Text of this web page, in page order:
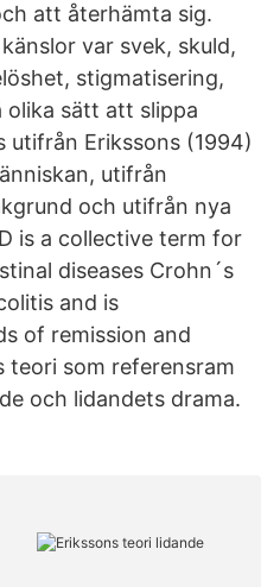
att återhämta sig.
var svek, skuld,
stigmatisering,
sätt att slippa
utifrån Erikssons (1994)
utifrån
och utifrån nya
is a collective term for
diseases Crohn´s
and is
of remission and
teori som referensram
och lidandets drama.